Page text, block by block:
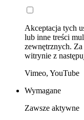
Akceptacja tych
lub inne treści
zewnętrznych.
witrynie z
Vimeo, YouTube
Wymagane
Zawsze aktywne